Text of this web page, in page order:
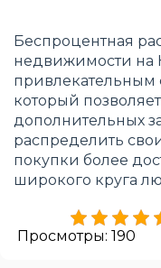
Беспроцентная
недвижимости на
который
дополнительных
распределить
покупки более
широкого круга
Просмотры: 190